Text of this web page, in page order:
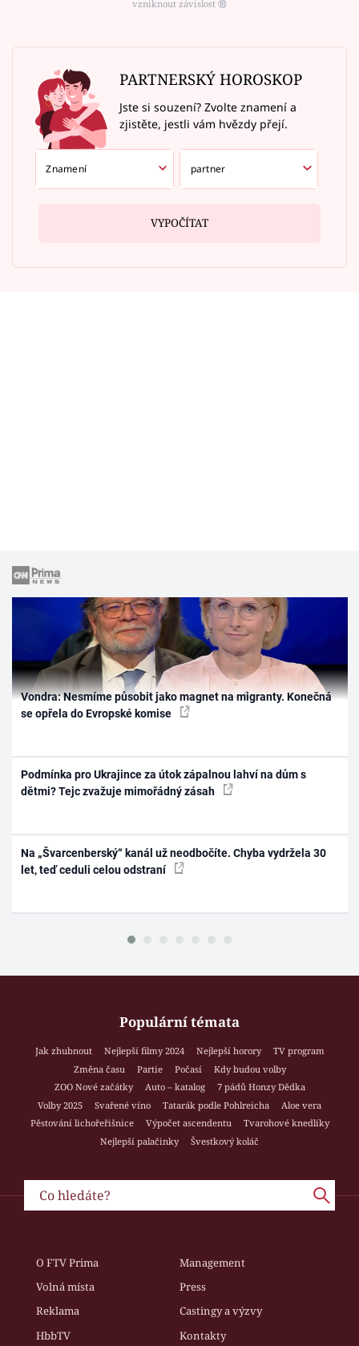
vzniknout závislost ⑱
PARTNERSKÝ HOROSKOP
Jste si souzení? Zvolte znamení a
zjistěte, jestli vám hvězdy přejí.
VYPOČÍTAT
Vondra: Nesmíme působit jako magnet na migranty. Konečná
se opřela do Evropské komise
Podmínka pro Ukrajince za útok zápalnou lahví na dům s
dětmi? Tejc zvažuje mimořádný zásah
Na „Švarcenberský“ kanál už neodbočíte. Chyba vydržela 30
let, teď ceduli celou odstraní
Populární témata
Jak zhubnout Nejlepší filmy 2024 Nejlepší horory
TV program
Změna času
Partie Počasí
Kdy budou volby
ZOO Nové začátky
Auto – katalog
7 pádů Honzy Dědka
Volby 2025
Svařené víno Tatarák podle Pohlreicha
Aloe vera
Pěstování lichořeřišnice
Výpočet ascendentu
Tvarohové knedlíky
Nejlepší palačinky
Švestkový koláč
O FTV Prima
Management
Volná místa
Press
Reklama
Castingy a výzvy
HbbTV
Kontakty